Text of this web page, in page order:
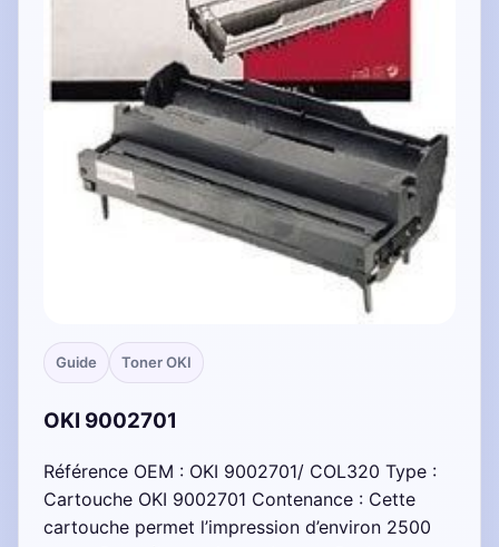
Guide Toner OKI
OKI 9002701
Référence OEM : OKI 9002701/ COL320 Type :
Cartouche OKI 9002701 Contenance : Cette
cartouche permet l’impression d’environ 2500